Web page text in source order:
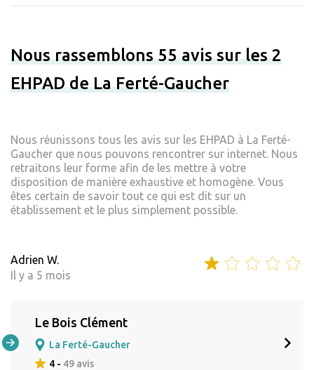
Nous rassemblons 55 avis sur les 2
EHPAD de La Ferté-Gaucher
Nous réunissons tous les avis sur les EHPAD à La Ferté-
Gaucher que nous pouvons rencontrer sur internet. Nous
retraitons leur forme afin de les mettre à votre
disposition de manière exhaustive et homogène. Vous
êtes certain de savoir tout ce qui est dit sur un
établissement et le plus simplement possible.
Adrien W.
Il y a 5 mois
Le Bois Clément
La Ferté-Gaucher
4 - 49 avis